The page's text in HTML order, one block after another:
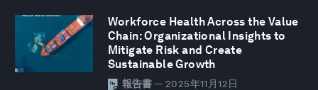
Workforce Health Across the Value
Chain: Organizational Insights to
Mitigate Risk and Create
Sustainable Growth
報告書 — 2025年11月12日